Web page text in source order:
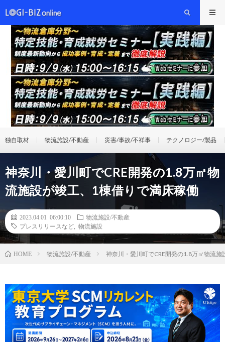
独自取材 物流施設/不動産 災害/事故/不祥事 テクノロジー/製品
神奈川・愛川町でCRE開発の1.8万㎡物
流施設が竣工、1棟借りで満床稼働
2023.04.01 06:00:10
物流施設/不動産
プレスリリースなど
物流施設
HOME 物流施設/不動産 神奈川・愛川町でCRE開発の1.8万㎡物流